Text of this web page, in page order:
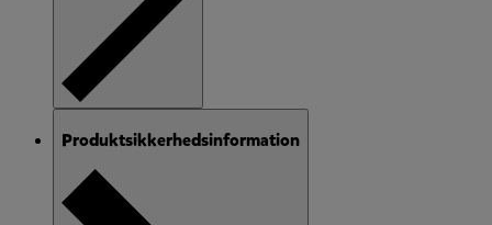
Produktsikkerhedsinformation